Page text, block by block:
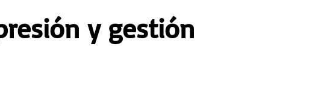
y gestión